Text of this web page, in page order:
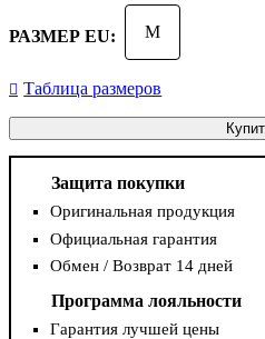
РАЗМЕР EU: M
Таблица размеров
Защита покупки
Оригинальная продукция
Официальная гарантия
Обмен / Возврат 14 дней
Программа лояльности
Гарантия лучшей цены